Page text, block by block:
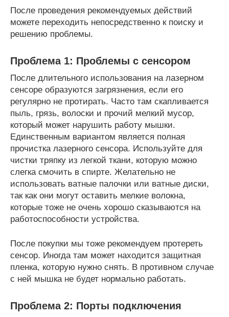
После проведения рекомендуемых действий
можете переходить непосредственно к поиску и
решению проблемы.
Проблема 1: Проблемы с сенсором
После длительного использования на лазерном
сенсоре образуются загрязнения, если его
регулярно не протирать. Часто там скапливается
пыль, грязь, волоски и прочий мелкий мусор,
который может нарушить работу мышки.
Единственным вариантом является полная
прочистка лазерного сенсора. Используйте для
чистки тряпку из легкой ткани, которую можно
слегка смочить в спирте. Желательно не
использовать ватные палочки или ватные диски,
так как они могут оставить мелкие волокна,
которые тоже не очень хорошо сказываются на
работоспособности устройства.
После покупки мы тоже рекомендуем протереть
сенсор. Иногда там может находится защитная
пленка, которую нужно снять. В противном случае
с ней мышка не будет нормально работать.
Проблема 2: Порты подключения